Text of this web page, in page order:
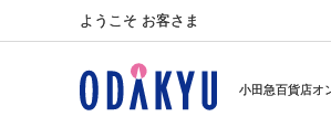
ようこそ お客さま
小田急百貨店オ